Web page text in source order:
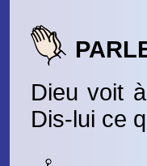
Dieu voit
Dis-lui ce